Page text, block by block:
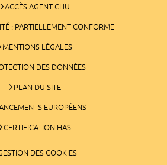
ACCÈS AGENT CHU
: PARTIELLEMENT CONFORME
MENTIONS LÉGALES
DES DONNÉES
PLAN DU SITE
EUROPÉENS
CERTIFICATION HAS
DES COOKIES